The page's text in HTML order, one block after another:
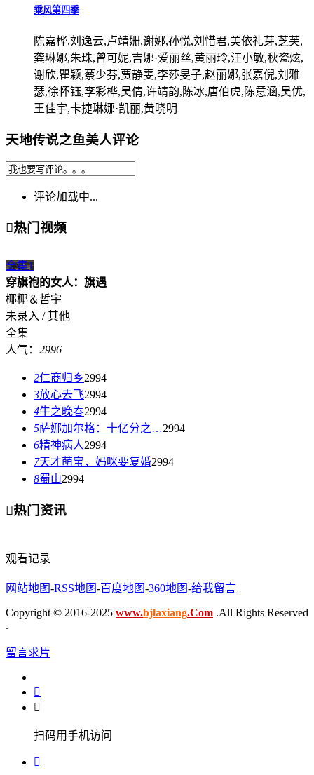
乘风第四季
陈嘉桦,刘逸云,卢靖姗,谢娜,孙悦,刘惜君,美依礼芽,芝芙,
龚琳娜,朱珠,曾可妮,吉娜·爱丽丝,黄丽玲,汪小敏,秋瓷炫,
谢欣,瞿颖,蔡少芬,贾静雯,李莎旻子,赵丽娜,张嘉倪,刘雅
瑟,徐怀钰,李彩桦,吴倩,许靖韵,陈冰,唐伯虎,陈意涵,吴优,
王佳宇,卡捷琳娜·凯丽,黄晓明
天地传说之鱼美人评论
评论加载中...
热门视频
全集1
穿旗袍的女人：旗遇
椰椰＆哲宇
未录入 / 其他
全集
人气： 2996
2仁商归乡2994
3放心去飞2994
4牛之晚春2994
5萨娜加尔格：十亿分之…2994
6精神病人2994
7天才萌宝，妈咪要复婚2994
8蜀山2994
热门资讯
观看记录
网站地图-RSS地图-百度地图-360地图-给我留言
Copyright © 2016-2025 www.bjlaxiang.Com .All Rights Reserved
.
留言求片


扫码用手机访问
